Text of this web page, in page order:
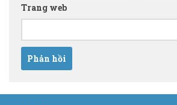
Trang web